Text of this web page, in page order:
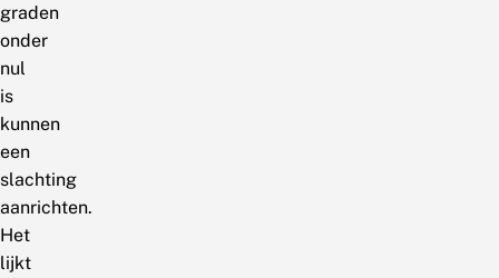
graden
onder
nul
is
kunnen
een
slachting
aanrichten.
Het
lijkt